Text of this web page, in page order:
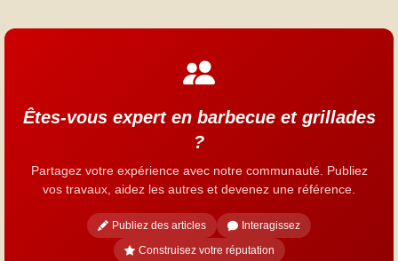
Êtes-vous expert en barbecue et grillades
?
Partagez votre expérience avec notre communauté. Publiez
vos travaux, aidez les autres et devenez une référence.
Publiez des articles
Interagissez
Construisez votre réputation